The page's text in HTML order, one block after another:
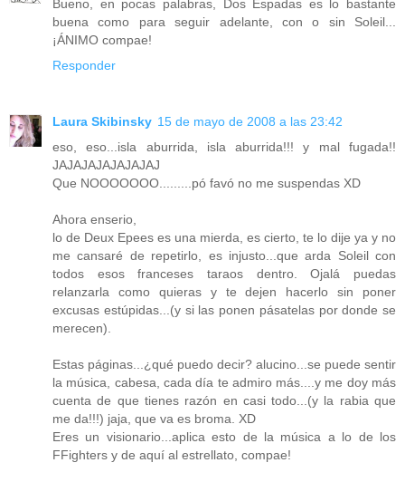
Bueno, en pocas palabras, Dos Espadas es lo bastante
buena como para seguir adelante, con o sin Soleil...
¡ÁNIMO compae!
Responder
Laura Skibinsky 15 de mayo de 2008 a las 23:42
eso, eso...isla aburrida, isla aburrida!!! y mal fugada!!
JAJAJAJAJAJAJAJ
Que NOOOOOOO.........pó favó no me suspendas XD
Ahora enserio,
lo de Deux Epees es una mierda, es cierto, te lo dije ya y no
me cansaré de repetirlo, es injusto...que arda Soleil con
todos esos franceses taraos dentro. Ojalá puedas
relanzarla como quieras y te dejen hacerlo sin poner
excusas estúpidas...(y si las ponen pásatelas por donde se
merecen).
Estas páginas...¿qué puedo decir? alucino...se puede sentir
la música, cabesa, cada día te admiro más....y me doy más
cuenta de que tienes razón en casi todo...(y la rabia que
me da!!!) jaja, que va es broma. XD
Eres un visionario...aplica esto de la música a lo de los
FFighters y de aquí al estrellato, compae!